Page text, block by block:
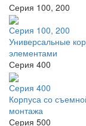
Серия 100, 200
Серия 100, 200
Универсальные
элементами
Серия 400
Серия 400
Корпуса со
монтажа
Серия 500